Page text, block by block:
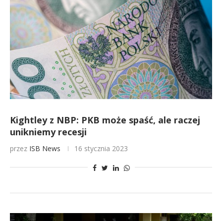
Kightley z NBP: PKB może spaść, ale raczej
unikniemy recesji
przez ISB News 16 stycznia 2023